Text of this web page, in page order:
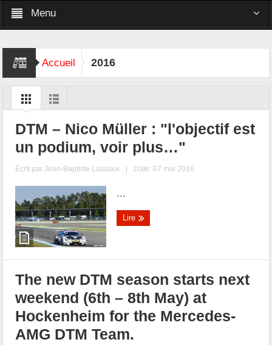
Menu
Accueil 2016
DTM – Nico Müller : "l'objectif est
un podium, voir plus…"
Écrit parJean-Baptiste Lassaux | Date: 07 mai 2016
...
Lire
The new DTM season starts next
weekend (6th – 8th May) at
Hockenheim for the Mercedes-
AMG DTM Team.